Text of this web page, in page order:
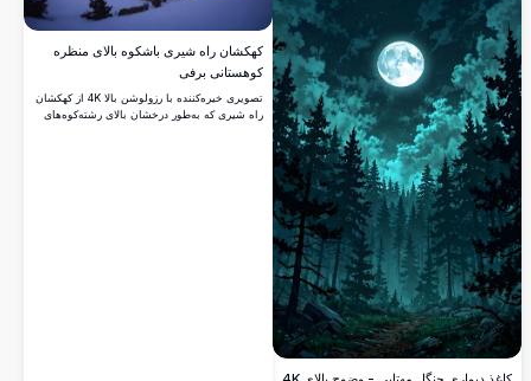
کهکشان راه شیری باشکوه بالای منظره
کوهستانی برفی
تصویری خیره‌کننده با رزولوشن بالا 4K از کهکشان
راه شیری که به‌طور درخشان بالای رشته‌کوه‌های